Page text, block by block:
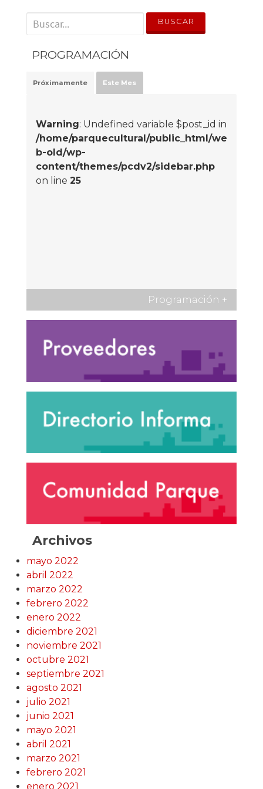
' . __('Search for:') . '
PROGRAMACIÓN
Próximamente Este Mes
Warning: Undefined variable $post_id in
/home/parquecultural/public_html/we
b-old/wp-
content/themes/pcdv2/sidebar.php
on line 25
Programación +
Archivos
mayo 2022
abril 2022
marzo 2022
febrero 2022
enero 2022
diciembre 2021
noviembre 2021
octubre 2021
septiembre 2021
agosto 2021
julio 2021
junio 2021
mayo 2021
abril 2021
marzo 2021
febrero 2021
enero 2021